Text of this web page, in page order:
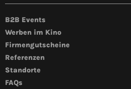
B2B Events
Werben im Kino
Firmengutscheine
Referenzen
Standorte
FAQs